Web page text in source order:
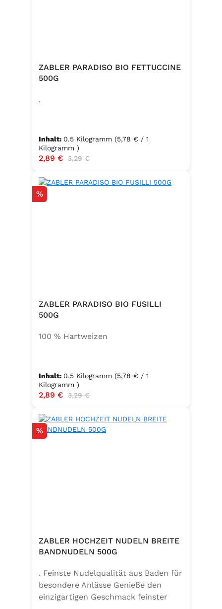
ZABLER PARADISO BIO FETTUCCINE
500G
.
Inhalt: 0.5 Kilogramm (5,78 € / 1
Kilogramm )
Verkaufspreis:
2,89 € Regulärer Preis:
3,29 €
Rabatt
%
ZABLER PARADISO BIO FUSILLI
500G
100 % Hartweizen
Inhalt: 0.5 Kilogramm (5,78 € / 1
Kilogramm )
Verkaufspreis:
2,89 € Regulärer Preis:
3,29 €
Rabatt
%
ZABLER HOCHZEIT NUDELN BREITE
BANDNUDELN 500G
. Feinste Nudelqualität aus Baden für
besondere Anlässe Genieße den
einzigartigen Geschmack feinster